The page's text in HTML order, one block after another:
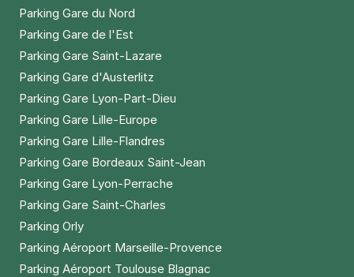
Parking Gare du Nord
Parking Gare de l'Est
Parking Gare Saint-Lazare
Parking Gare d'Austerlitz
Parking Gare Lyon-Part-Dieu
Parking Gare Lille-Europe
Parking Gare Lille-Flandres
Parking Gare Bordeaux Saint-Jean
Parking Gare Lyon-Perrache
Parking Gare Saint-Charles
Parking Orly
Parking Aéroport Marseille-Provence
Parking Aéroport Toulouse Blagnac